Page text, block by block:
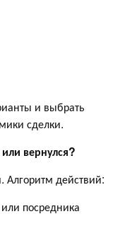
и выбрать
сделки.
вернулся?
Алгоритм действий:
посредника